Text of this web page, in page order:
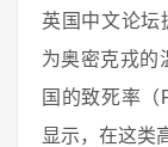
英国中文论坛
为奥密克戎的
国的致死率
显示，在这类